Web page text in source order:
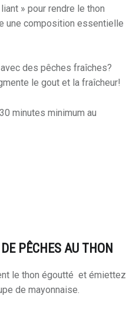
» pour rendre le thon
une composition essentielle
des pêches fraîches?
le gout et la fraîcheur!
minutes minimum au
PÊCHES AU THON
le thon égoutté et émiettez
de mayonnaise.